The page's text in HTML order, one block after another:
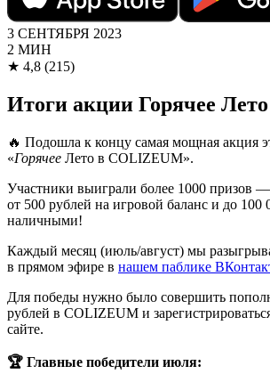
3 СЕНТЯБРЯ 2023
2 МИН
★ 4,8 (215)
Итоги акции Горячее Лето
🔥 Подошла к концу самая мощная акция
«Горячее Лето в COLIZEUM».
Участники выиграли более 1000 призов
от 500 рублей на игровой баланс и до 100
наличными!
Каждый месяц (июль/август) мы
в прямом эфире в нашем паблике
Для победы нужно было совершить
рублей в COLIZEUM и
сайте.
🏆 Главные победители июля: